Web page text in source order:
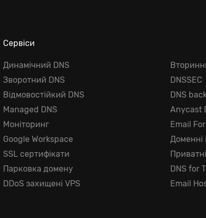
Сервіси
Динамічний DNS
Зворотний DNS
Відмовостійкий DNS
Managed DNS
Моніторинг
Google Workspace
SSL сертифікати
Парковка домену
DDoS захищені VPS
DNSSEC
DNS
Anycast
Email
Доменні
DNS for
Email